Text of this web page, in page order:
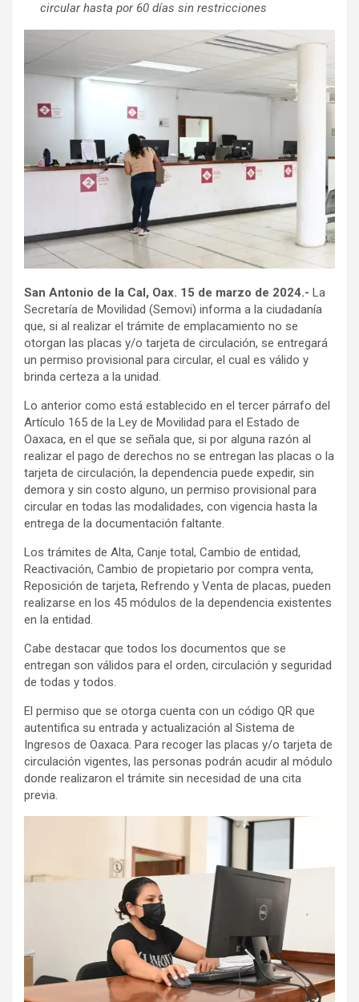
circular hasta por 60 días sin restricciones
San Antonio de la Cal, Oax. 15 de marzo de 2024.- La
Secretaría de Movilidad (Semovi) informa a la ciudadanía
que, si al realizar el trámite de emplacamiento no se
otorgan las placas y/o tarjeta de circulación, se entregará
un permiso provisional para circular, el cual es válido y
brinda certeza a la unidad.
Lo anterior como está establecido en el tercer párrafo del
Artículo 165 de la Ley de Movilidad para el Estado de
Oaxaca, en el que se señala que, si por alguna razón al
realizar el pago de derechos no se entregan las placas o la
tarjeta de circulación, la dependencia puede expedir, sin
demora y sin costo alguno, un permiso provisional para
circular en todas las modalidades, con vigencia hasta la
entrega de la documentación faltante.
Los trámites de Alta, Canje total, Cambio de entidad,
Reactivación, Cambio de propietario por compra venta,
Reposición de tarjeta, Refrendo y Venta de placas, pueden
realizarse en los 45 módulos de la dependencia existentes
en la entidad.
Cabe destacar que todos los documentos que se
entregan son válidos para el orden, circulación y seguridad
de todas y todos.
El permiso que se otorga cuenta con un código QR que
autentifica su entrada y actualización al Sistema de
Ingresos de Oaxaca. Para recoger las placas y/o tarjeta de
circulación vigentes, las personas podrán acudir al módulo
donde realizaron el trámite sin necesidad de una cita
previa.